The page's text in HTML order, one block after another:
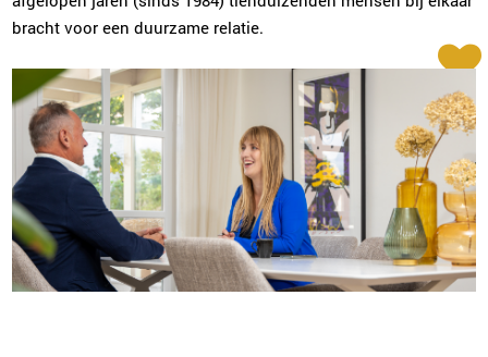
bracht voor een duurzame relatie.
Rene van Saane
0546-700218
email
Plan kennismaking
Elja van Heteren
Utrecht
030-2270125|email